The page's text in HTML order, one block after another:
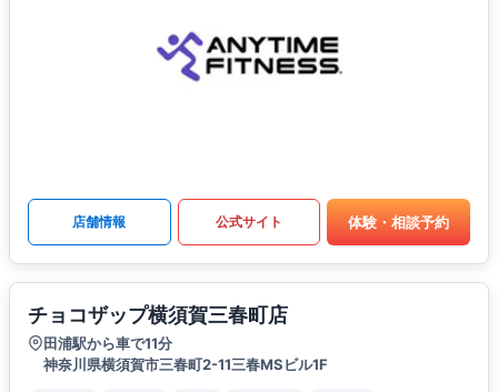
店舗情報 公式サイト 体験・相談予約
チョコザップ横須賀三春町店
田浦駅から車で11分
神奈川県横須賀市三春町2-11三春MSビル1F